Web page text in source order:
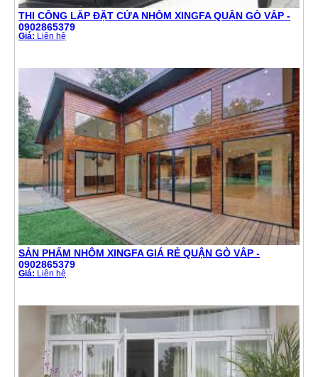
THI CÔNG LẮP ĐẶT CỬA NHÔM XINGFA QUẬN GÒ VẤP -
0902865379
Giá: Liên hệ
SẢN PHẨM NHÔM XINGFA GIÁ RẺ QUẬN GÒ VẤP -
0902865379
Giá: Liên hệ